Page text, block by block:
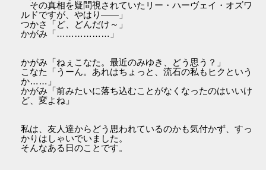
その真相を疑問視されていたリー・ハーヴェイ・オズワ
ルドですが、やはり――」
つかさ「ど、どんだけ～」
かがみ「………………」
かがみ「ねぇこなた。最近のみゆき、どう思う？」
こなた「うーん。あれはちょっと、流石の私もヒクという
か……」
かがみ「前みたいに落ち込むことがなくなったのはいいけ
ど、変よね」
私は、友人達からどう思われているのかも気付かず、すっ
かりはしゃいでいました。
そんなある日のことです。